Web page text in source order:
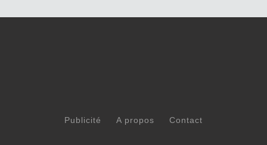
Publicité A propos Contact